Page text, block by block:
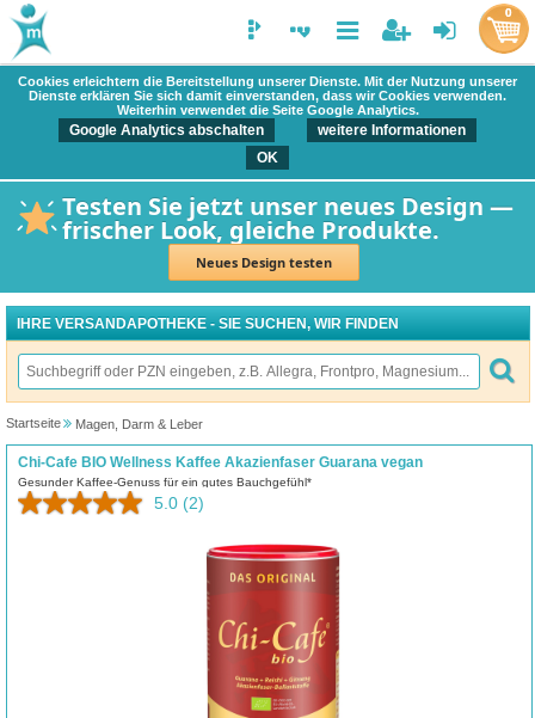
Cookies erleichtern die Bereitstellung unserer Dienste. Mit der Nutzung unserer
Dienste erklären Sie sich damit einverstanden, dass wir Cookies verwenden.
Weiterhin verwendet die Seite Google Analytics.
Google Analytics abschalten
weitere Informationen
OK
Testen Sie jetzt unser neues Design —
frischer Look, gleiche Produkte.
Neues Design testen
0
IHRE VERSANDAPOTHEKE - SIE SUCHEN, WIR FINDEN
Startseite Magen, Darm & Leber
Chi-Cafe BIO Wellness Kaffee Akazienfaser Guarana vegan
Gesunder Kaffee-Genuss für ein gutes Bauchgefühl*
5.0 (2)